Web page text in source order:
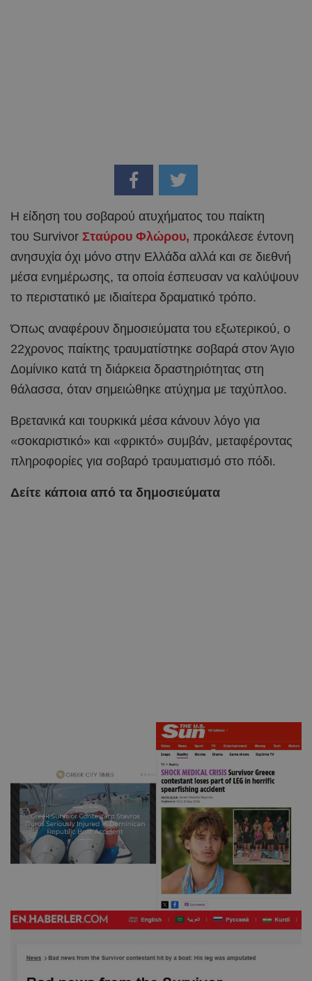
Η είδηση του σοβαρού ατυχήματος του παίκτη
του Survivor Σταύρου Φλώρου, προκάλεσε έντονη
ανησυχία όχι μόνο στην Ελλάδα αλλά και σε διεθνή
μέσα ενημέρωσης, τα οποία έσπευσαν να καλύψουν
το περιστατικό με ιδιαίτερα δραματικό τρόπο.
Όπως αναφέρουν δημοσιεύματα του εξωτερικού, ο
22χρονος παίκτης τραυματίστηκε σοβαρά στον Άγιο
Δομίνικο κατά τη διάρκεια δραστηριότητας στη
θάλασσα, όταν σημειώθηκε ατύχημα με ταχύπλοο.
Βρετανικά και τουρκικά μέσα κάνουν λόγο για
«σοκαριστικό» και «φρικτό» συμβάν, μεταφέροντας
πληροφορίες για σοβαρό τραυματισμό στο πόδι.
Δείτε κάποια από τα δημοσιεύματα